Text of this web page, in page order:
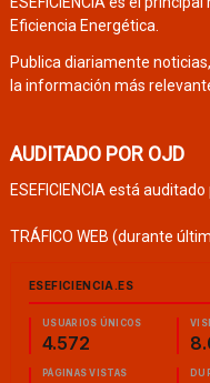
Eficiencia Energética.
Publica diariamente
la información más
AUDITADO POR OJD
ESEFICIENCIA está auditado
TRÁFICO WEB (durante